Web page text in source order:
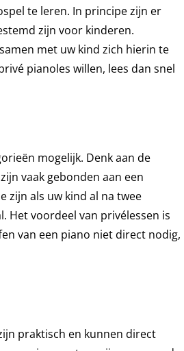
te leren. In principe zijn er
zijn voor kinderen.
met uw kind zich hierin te
pianoles willen, lees dan snel
mogelijk. Denk aan de
vaak gebonden aan een
zijn als uw kind al na twee
Het voordeel van privélessen is
van een piano niet direct nodig,
praktisch en kunnen direct